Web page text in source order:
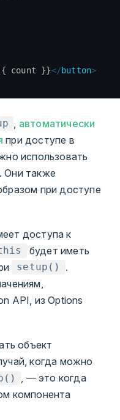
count }}</button>
автоматически
при доступе в
использовать
Они также
при доступе
доступа к
будет иметь
setup()
.
API, из Options
объект
когда можно
, — это когда
компонента